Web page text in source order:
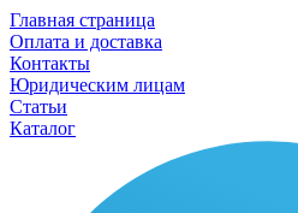
Главная страница
Оплата и доставка
Контакты
Юридическим лицам
Статьи
Каталог